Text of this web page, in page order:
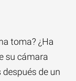
toma? ¿Ha
su cámara
de un